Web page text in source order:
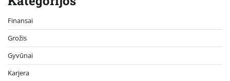
Finansai
Grožis
Gyvūnai
Karjera